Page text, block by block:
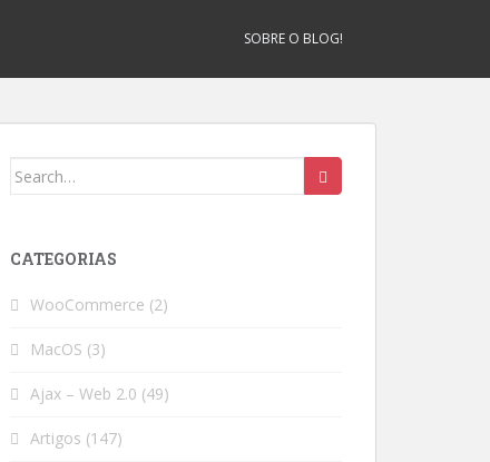
SOBRE O BLOG!
Search
CATEGORIAS
WooCommerce (2)
MacOS (3)
Ajax – Web 2.0 (49)
Artigos (147)